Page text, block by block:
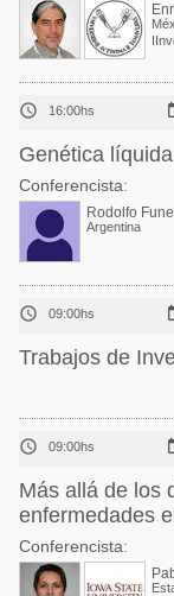
 16:00hs
Genética
Conferencista:
Rodolfo
Argentina
 09:00hs
Trabajos de
 09:00hs
Más allá de los
enfermedades
Conferencista: